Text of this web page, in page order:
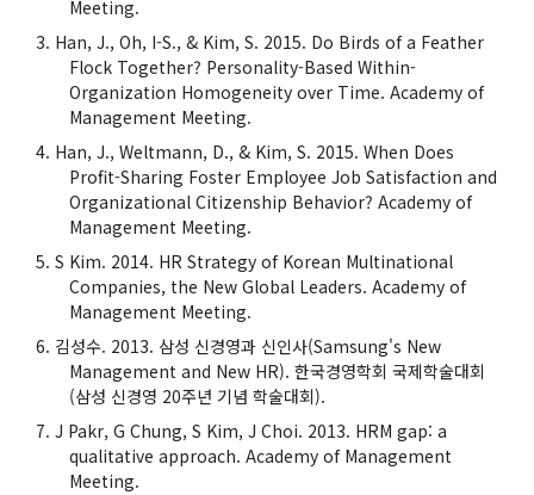
Meeting.
Han, J., Oh, I-S., & Kim, S. 2015. Do Birds of a Feather
Flock Together? Personality-Based Within-
Organization Homogeneity over Time. Academy of
Management Meeting.
Han, J., Weltmann, D., & Kim, S. 2015. When Does
Profit-Sharing Foster Employee Job Satisfaction and
Organizational Citizenship Behavior? Academy of
Management Meeting.
S Kim. 2014. HR Strategy of Korean Multinational
Companies, the New Global Leaders. Academy of
Management Meeting.
김성수. 2013. 삼성 신경영과 신인사(Samsung's New
Management and New HR). 한국경영학회 국제학술대회
(삼성 신경영 20주년 기념 학술대회).
J Pakr, G Chung, S Kim, J Choi. 2013. HRM gap: a
qualitative approach. Academy of Management
Meeting.